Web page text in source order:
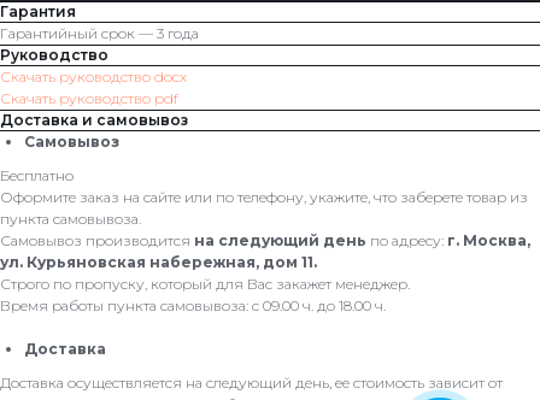
Гарантия
Гарантийный срок — 3 года
Руководство
Скачать руководство docx
Скачать руководство pdf
Доставка и самовывоз
Самовывоз
Бесплатно
Оформите заказ на сайте или по телефону, укажите, что заберете товар из
пункта самовывоза.
Самовывоз производится на следующий день по адресу: г. Москва,
ул. Курьяновская набережная, дом 11.
Строго по пропуску, который для Вас закажет менеджер.
Время работы пункта самовывоза: с 09.00 ч. до 18.00 ч.
Доставка
Доставка осуществляется на следующий день, ее стоимость зависит от